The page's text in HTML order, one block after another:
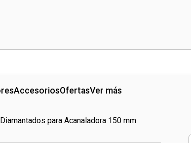
AccesoriosOfertasVer más
para Acanaladora 150 mm